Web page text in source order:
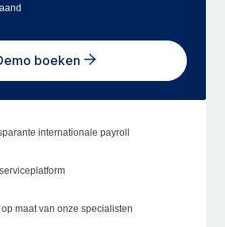
boeken
internationale payroll
maat van onze specialisten